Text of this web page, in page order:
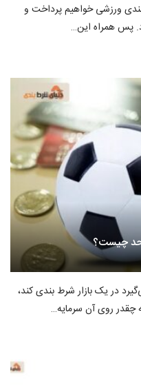
ورزشی خواهیم پرداخت و
پس همراه این…
چیست؟
در یک بازار شرط بندی کند،
چقدر روی آن سرمایه…